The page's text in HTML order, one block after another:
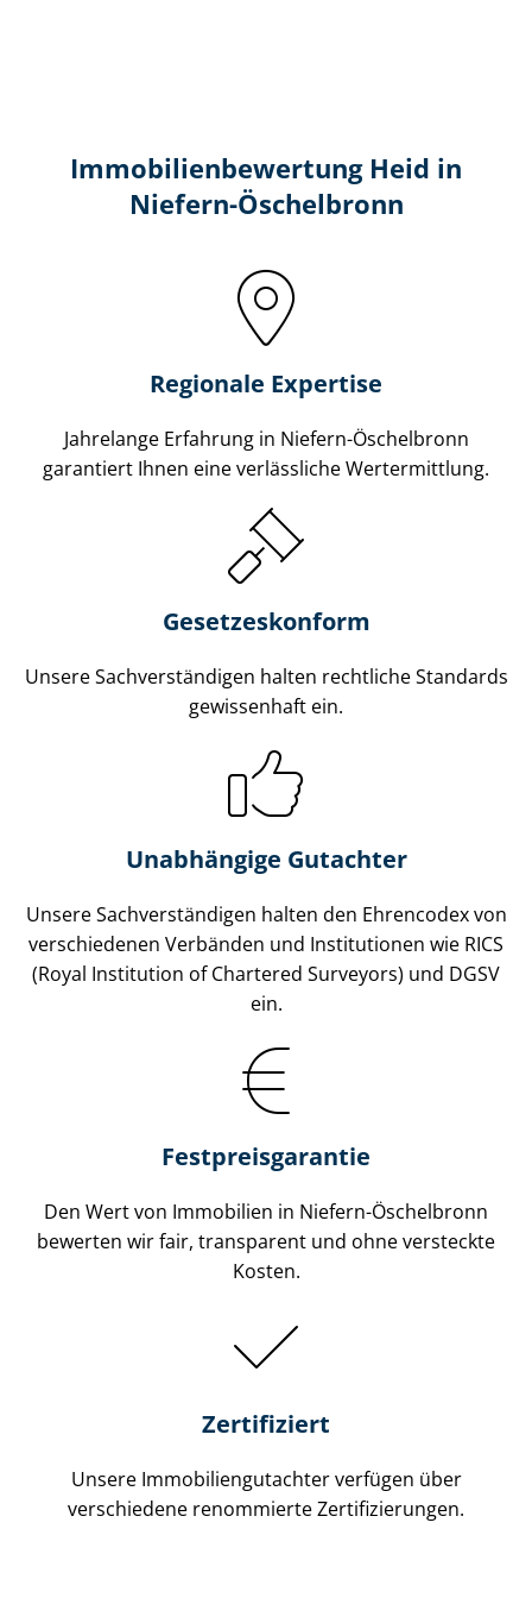
Immobilien­bewertung Heid in
Niefern-Öschelbronn
Regionale Expertise
Jahrelange Erfahrung in Niefern-Öschelbronn
garantiert Ihnen eine verlässliche Wertermittlung.
Gesetzes­konform
Unsere Sach­ver­stän­di­gen halten rechtliche Standards
gewissenhaft ein.
Unabhängige Gutachter
Unsere Sach­ver­stän­di­gen halten den Ehrencodex von
verschiedenen Verbänden und Institutionen wie RICS
(Royal Institution of Chartered Surveyors) und DGSV
ein.
Festpreis​garantie
Den Wert von Immobilien in Niefern-Öschelbronn
bewerten wir fair, transparent und ohne versteckte
Kosten.
Zertifiziert
Unsere Immobilien­gutachter verfügen über
verschiedene renommierte Zer­ti­fi­zie­run­gen.